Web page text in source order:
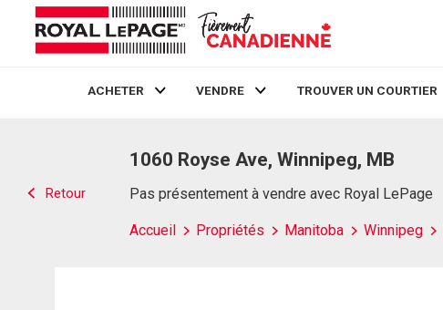
ACHETER VENDRE TROUVER UN COURTIER
Retour
1060 Royse Ave, Winnipeg, MB
Pas présentement à vendre avec Royal LePage
Accueil Propriétés Manitoba Winnipeg